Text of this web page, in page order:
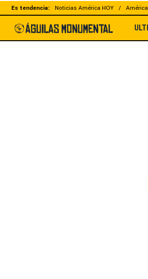
Es tendencia: Noticias América HOY